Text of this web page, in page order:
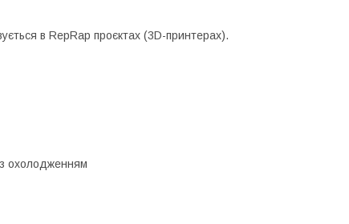
в RepRap проєктах (3D-принтерах).
охолодженням